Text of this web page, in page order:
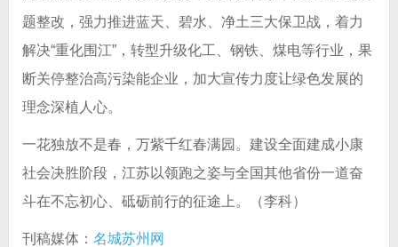
题整改，强力推进蓝天、碧水、净土三大保卫战，着力
解决“重化围江”，转型升级化工、钢铁、煤电等行业，果
断关停整治高污染能企业，加大宣传力度让绿色发展的
理念深植人心。
一花独放不是春，万紫千红春满园。建设全面建成小康
社会决胜阶段，江苏以领跑之姿与全国其他省份一道奋
斗在不忘初心、砥砺前行的征途上。（李科）
刊稿媒体： 名城苏州网